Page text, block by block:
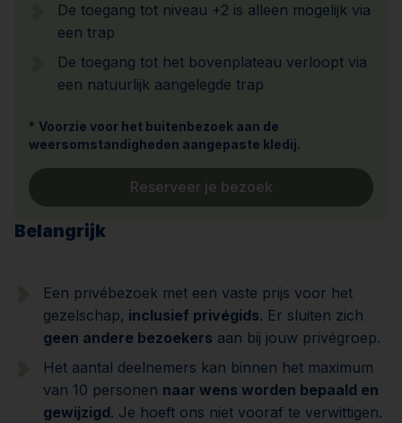
De toegang tot niveau +2 is alleen mogelijk via
een trap
De toegang tot het bovenplateau verloopt via
een natuurlijk aangelegde trap
* Voorzie voor het buitenbezoek aan de
weersomstandigheden aangepaste kledij.
Reserveer je bezoek
Belangrijk
Een privébezoek met een vaste prijs voor het
gezelschap, inclusief privégids. Er sluiten zich
geen andere bezoekers aan bij jouw privégroep.
Het aantal deelnemers kan binnen het maximum
van 10 personen naar wens worden bepaald en
gewijzigd. Je hoeft ons niet vooraf te verwittigen.